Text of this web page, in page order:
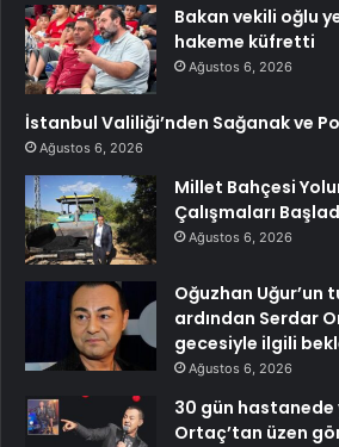
Bakan vekili oğlu
hakeme küfretti
Ağustos 6, 2026
İstanbul Valiliği’nden Sağanak ve
Ağustos 6, 2026
Millet Bahçesi
Çalışmaları
Ağustos 6, 2026
Oğuzhan Uğur’un
ardından Serdar
gecesiyle ilgili
Ağustos 6, 2026
30 gün hastanede
Ortaç’tan üzen